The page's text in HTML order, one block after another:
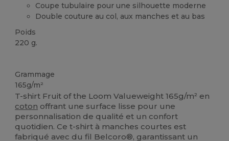
Coupe tubulaire pour une silhouette moderne
Double couture au col, aux manches et au bas
Poids
220 g.
Grammage
165g/m²
T-shirt Fruit of the Loom Valueweight 165g/m² en
coton offrant une surface lisse pour une
personnalisation de qualité et un confort
quotidien. Ce t-shirt à manches courtes est
fabriqué avec du fil Belcoro®, garantissant un